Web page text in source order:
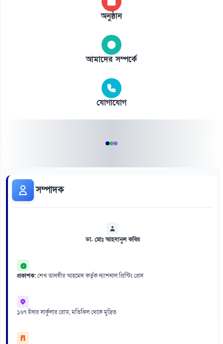
অনুষ্ঠান
আমাদের সম্পর্কে
যোগাযোগ
সম্পাদক
ডা. মোঃ আহসানুল কবির
প্রকাশক:শেখ তানভীর আহমেদ কর্তৃক ন্যাশনাল প্রিন্টিং প্রেস
১৬৭ ইনার সার্কুলার রোড, মতিঝিল থেকে মুদ্রিত